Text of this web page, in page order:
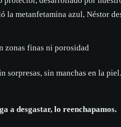
la metanfetamina azul, Néstor
zonas finas ni porosidad
sorpresas, sin manchas en la piel.
a desgastar, lo reenchapamos.